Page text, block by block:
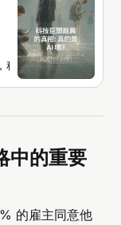
科技新聞深度解析
中的重要
的雇主同意他